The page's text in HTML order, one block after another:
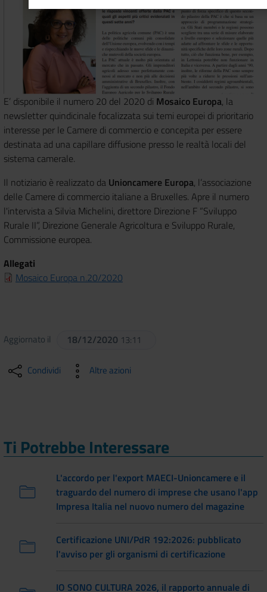
E’ disponibile il numero 20 del 2020 di Mosaico Europa, la
newsletter quindicinale focalizzata sui temi europei di prioritario
interesse per le Camere di commercio e concepita per essere
destinata ad una capillare diffusione presso le realtà locali del
sistema camerale.
Il notiziario è realizzato da Unioncamere Europa, l’associazione
delle Camere di commercio italiane a Bruxelles. Apre il numero
l'intervista a Silvia Michelini, direttore Direzione F “Sviluppo
Rurale II”, Direzione Generale Agricoltura e Sviluppo Rurale,
Commissione europea.
Allegati
Mosaico Europa n.20/2020
Aggiornato il 18/12/2020 13:11
Condividi Altre azioni
Ti Potrebbe Interessare
L'accordo per l'export MAECI-Unioncamere e il
traguardo del numero di imprese che usano l'app
Impresa Italia nel nuovo numero del magazine
Certificazione UNI/PdR 192:2026: pubblicato
l'avviso per gli organismi di certificazione
IO SONO CULTURA 2026, il rapporto annuale di